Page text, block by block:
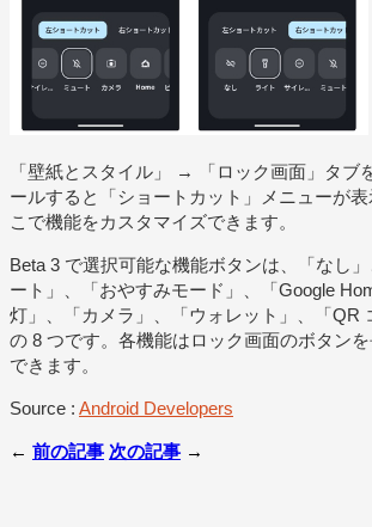
「壁紙とスタイル」 → 「ロック画面」タブ
ールすると「ショートカット」メニューが
こで機能をカスタマイズできます。
Beta 3 で選択可能な機能ボタンは、「なし
ート」、「おやすみモード」、「Google
灯」、「カメラ」、「ウォレット」、「QR
の 8 つです。各機能はロック画面のボタン
できます。
Source : Android Developers
← 前の記事 次の記事 →